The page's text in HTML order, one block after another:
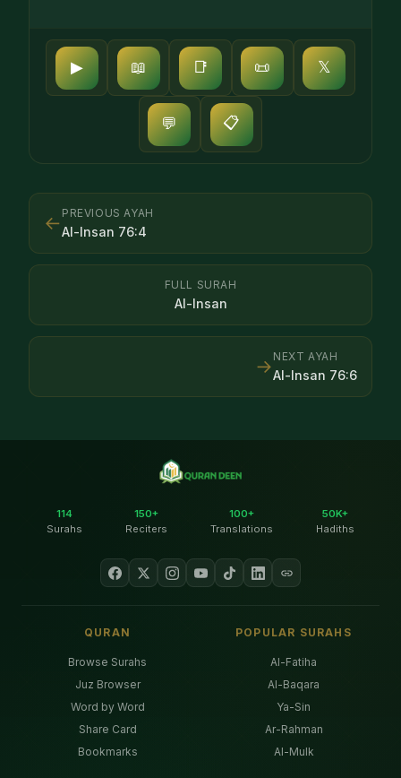
▶ 📖 📑 📜 𝕏
💬 📋
← PREVIOUS AYAH
Al-Insan 76:4
FULL SURAH
Al-Insan
NEXT AYAH
Al-Insan 76:6
→
114
Surahs
150+
Reciters
100+
Translations
50K+
Hadiths
QURAN
Browse Surahs
Juz Browser
Word by Word
Share Card
Bookmarks
POPULAR SURAHS
Al-Fatiha
Al-Baqara
Ya-Sin
Ar-Rahman
Al-Mulk